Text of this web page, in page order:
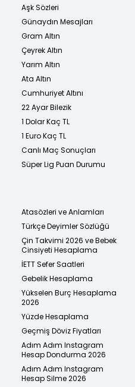
Aşk Sözleri
Günaydın Mesajları
Gram Altın
Çeyrek Altın
Yarım Altın
Ata Altın
Cumhuriyet Altını
22 Ayar Bilezik
1 Dolar Kaç TL
1 Euro Kaç TL
Canlı Maç Sonuçları
Süper Lig Puan Durumu
Atasözleri ve Anlamları
Türkçe Deyimler Sözlüğü
Çin Takvimi 2026 ve Bebek
Cinsiyeti Hesaplama
İETT Sefer Saatleri
Gebelik Hesaplama
Yükselen Burç Hesaplama
2026
Yüzde Hesaplama
Geçmiş Döviz Fiyatları
Adım Adım Instagram
Hesap Dondurma 2026
Adım Adım Instagram
Hesap Silme 2026